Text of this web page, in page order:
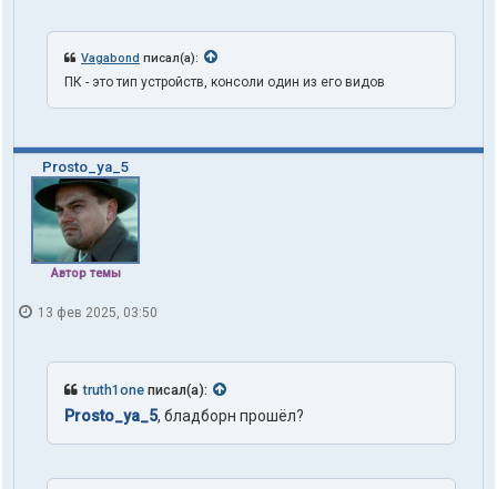
r
t
h
e
Vagabond писал(а):
ПК - это тип устройств, консоли один из его видов
Prosto_ya_5
Автор темы
13 фев 2025, 03:50
truth1one писал(а):
Prosto_ya_5, бладборн прошёл?